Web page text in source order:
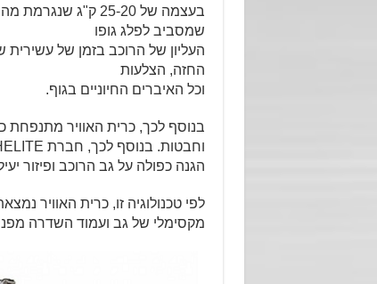
שמסביב לפלג גופו
העליון של הרוכב בזמן של
החזה, הצלעות
וכל האיברים החיוניים בגוף.
בנוסף לכך, כרית האוויר מתנפחת
הגנה כפולה על גב הרוכב ופיזור
לפי טכנולוגיה זו, כרית האוויר
מקסימלי של גב ועמוד השדרה